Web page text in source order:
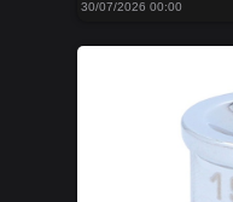
30/07/2026 00:00